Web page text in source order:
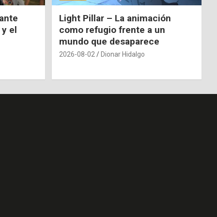
el
Light Pillar – La animación
como refugio frente a un
mundo que desaparece
2026-08-02 Dionar Hidalgo